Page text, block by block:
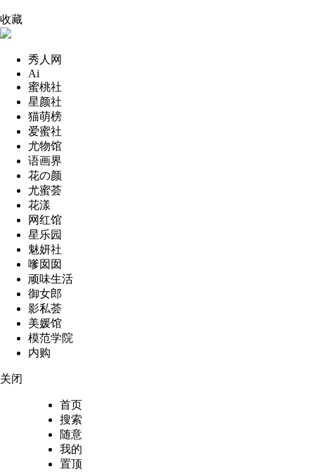
收藏
秀人网
Ai
蜜桃社
星颜社
猫萌榜
爱蜜社
尤物馆
语画界
花の颜
尤蜜荟
花漾
网红馆
星乐园
魅妍社
嗲囡囡
顽味生活
御女郎
影私荟
美媛馆
模范学院
内购
关闭
首页
搜索
随意
我的
置顶